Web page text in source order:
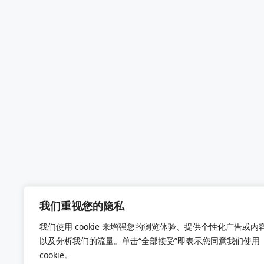
我们重视您的隐私
我们使用 cookie 来增强您的浏览体验、提供个性化广告或内
以及分析我们的流量。单击“全部接受”即表示您同意我们使用
cookie。